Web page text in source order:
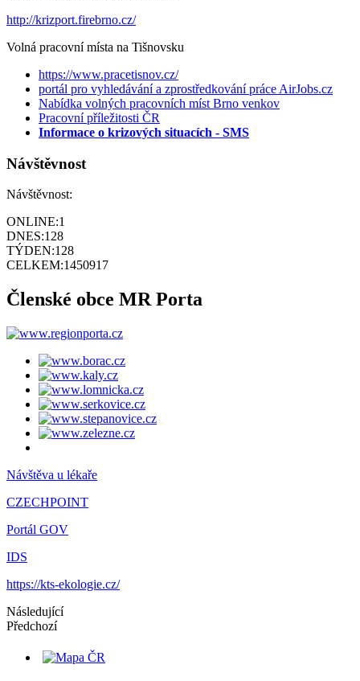
http://krizport.firebrno.cz/
Volná pracovní místa na Tišnovsku
https://www.pracetisnov.cz/
portál pro vyhledávání a zprostředkování práce AirJobs.cz
Nabídka volných pracovních míst Brno venkov
Pracovní příležitosti ČR
Informace o krizových situacích - SMS
Návštěvnost
Návštěvnost:
ONLINE:1
DNES:128
TÝDEN:128
CELKEM:1450917
Členské obce MR Porta
Návštěva u lékaře
CZECHPOINT
Portál GOV
IDS
https://kts-ekologie.cz/
Následující
Předchozí